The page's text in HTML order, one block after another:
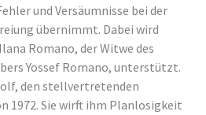
und Versäumnisse bei der
übernimmt. Dabei wird
Romano, der Witwe des
Yossef Romano, unterstützt.
den stellvertretenden
1972. Sie wirft ihm Planlosigkeit